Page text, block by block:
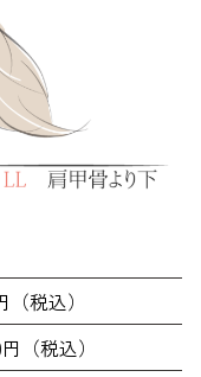
税込）
（税込）